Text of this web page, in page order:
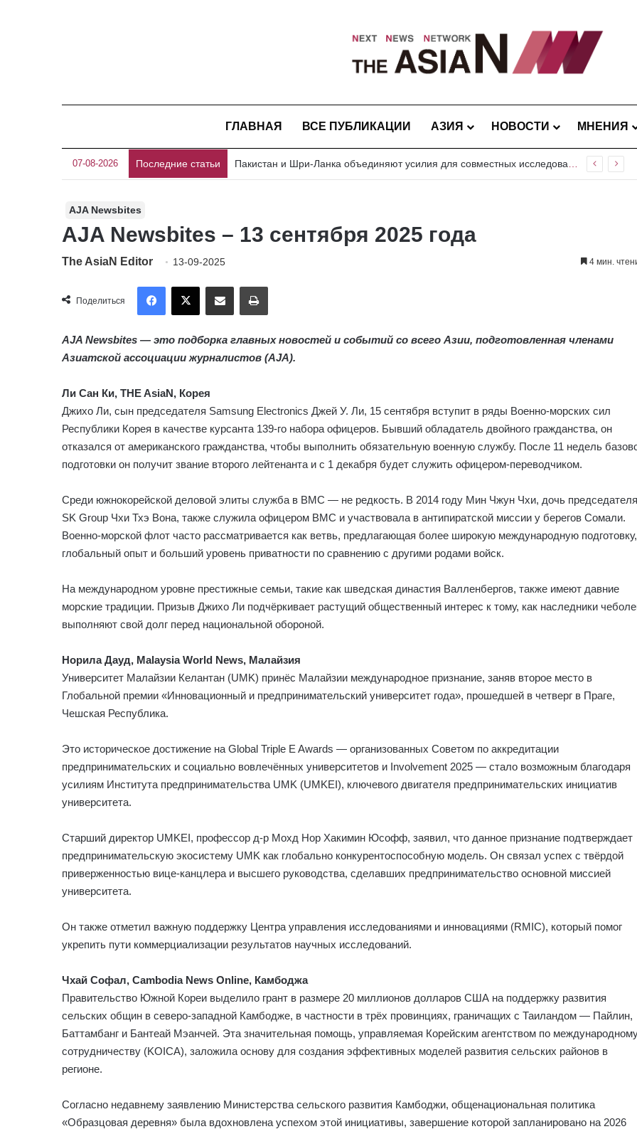
ГЛАВНАЯ ВСЕ ПУБЛИКАЦИИ АЗИЯ НОВОСТИ МНЕНИЯ
07-08-2026 Последние статьи
AJA Newsbites
AJA Newsbites – 13 сентября 2025 года
The AsiaN Editor 13-09-2025 4 мин.
Поделиться
FacebookX Отправить по имейл Печать
AJA Newsbites — это подборка главных новостей и событий со всего Азии, подготовленная членами
Азиатской ассоциации журналистов (AJA).
Ли Сан Ки, THE AsiaN, Корея
Джихо Ли, сын председателя Samsung Electronics Джей У. Ли, 15 сентября вступит в ряды Военно-морских сил
Республики Корея в качестве курсанта 139-го набора офицеров. Бывший обладатель двойного гражданства, он
отказался от американского гражданства, чтобы выполнить обязательную военную службу. После 11 недель
подготовки он получит звание второго лейтенанта и с 1 декабря будет служить офицером-переводчиком.
Среди южнокорейской деловой элиты служба в ВМС — не редкость. В 2014 году Мин Чжун Чхи, дочь председателя
SK Group Чхи Тхэ Вона, также служила офицером ВМС и участвовала в антипиратской миссии у берегов Сомали.
Военно-морской флот часто рассматривается как ветвь, предлагающая более широкую международную подготовку,
глобальный опыт и больший уровень приватности по сравнению с другими родами войск.
На международном уровне престижные семьи, такие как шведская династия Валленбергов, также имеют давние
морские традиции. Призыв Джихо Ли подчёркивает растущий общественный интерес к тому, как наследники
выполняют свой долг перед национальной обороной.
Норила Дауд, Malaysia World News, Малайзия
Университет Малайзии Келантан (UMK) принёс Малайзии международное признание, заняв второе место в
Глобальной премии «Инновационный и предпринимательский университет года», прошедшей в четверг в Праге,
Чешская Республика.
Это историческое достижение на Global Triple E Awards — организованных Советом по аккредитации
предпринимательских и социально вовлечённых университетов и Involvement 2025 — стало возможным благодаря
усилиям Института предпринимательства UMK (UMKEI), ключевого двигателя предпринимательских инициатив
университета.
Старший директор UMKEI, профессор д-р Мохд Нор Хакимин Юсофф, заявил, что данное признание подтверждает
предпринимательскую экосистему UMK как глобально конкурентоспособную модель. Он связал успех с твёрдой
приверженностью вице-канцлера и высшего руководства, сделавших предпринимательство основной миссией
университета.
Он также отметил важную поддержку Центра управления исследованиями и инновациями (RMIC), который помог
укрепить пути коммерциализации результатов научных исследований.
Чхай Софал, Cambodia News Online, Камбоджа
Правительство Южной Кореи выделило грант в размере 20 миллионов долларов США на поддержку развития
сельских общин в северо-западной Камбодже, в частности в трёх провинциях, граничащих с Таиландом — Пайлин,
Баттамбанг и Бантеай Мэанчей. Эта значительная помощь, управляемая Корейским агентством по
сотрудничеству (KOICA), заложила основу для создания эффективных моделей развития сельских районов в
регионе.
Согласно недавнему заявлению Министерства сельского развития Камбоджи, общенациональная политика
«Образцовая деревня» была вдохновлена успехом этой инициативы, завершение которой запланировано на 2026